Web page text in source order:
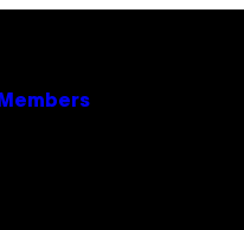
Members